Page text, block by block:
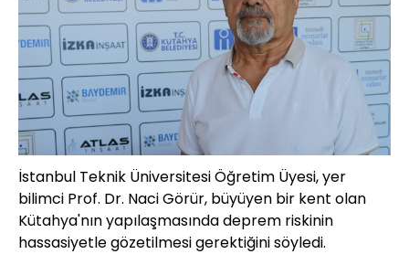
İstanbul Teknik Üniversitesi Öğretim Üyesi, yer
bilimci Prof. Dr. Naci Görür, büyüyen bir kent olan
Kütahya'nın yapılaşmasında deprem riskinin
hassasiyetle gözetilmesi gerektiğini söyledi.